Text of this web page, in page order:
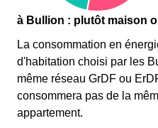
à Bullion : plutôt maison
La consommation en
d'habitation choisi par les
même réseau GrDF ou
consommera pas de la
appartement.